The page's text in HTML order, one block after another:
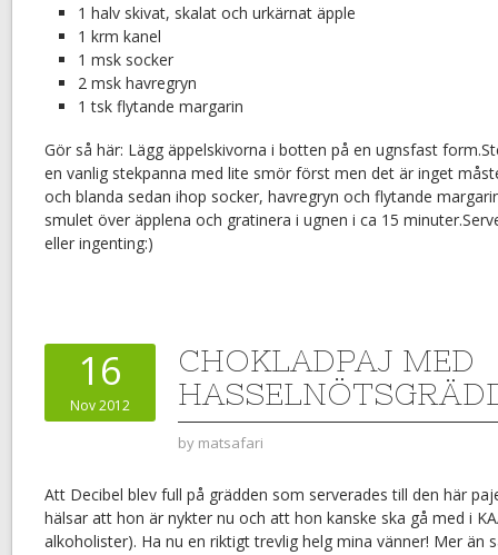
1 halv skivat, skalat och urkärnat äpple
1 krm kanel
1 msk socker
2 msk havregryn
1 tsk flytande margarin
Gör så här: Lägg äppelskivorna i botten på en ugnsfast
en vanlig stekpanna med lite smör först men det är inget
och blanda sedan ihop socker, havregryn och flytande
smulet över äpplena och gratinera i ugnen i ca 15
eller ingenting:)
16
Nov 2012
CHOKLADPAJ MED
by matsafari
Att Decibel blev full på grädden som serverades till den här
hälsar att hon är nykter nu och att hon kanske ska gå med i
alkoholister). Ha nu en riktigt trevlig helg mina vänner! Mer än